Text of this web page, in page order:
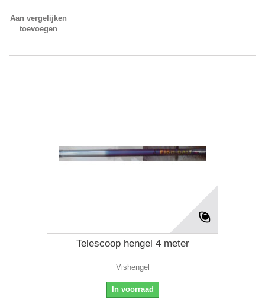
Aan vergelijken
toevoegen
Telescoop hengel 4 meter
Vishengel
In voorraad